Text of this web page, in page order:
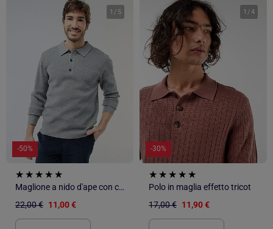
1 / 5
-50%
Maglione a nido d'ape con collo polo
22,00 € 11,00 €
1 /4
-30%
Polo in maglia effetto tricot
17,00 € 11,90 €